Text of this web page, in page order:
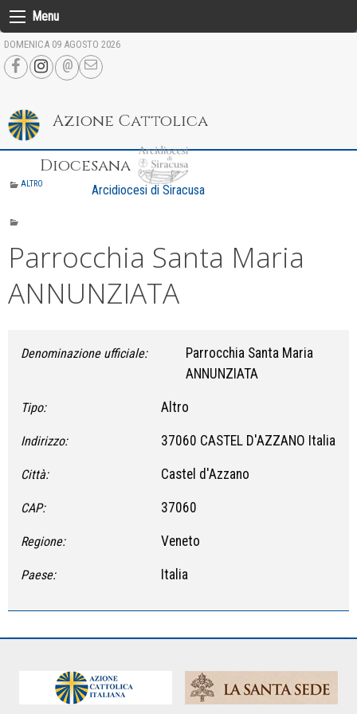
Skip
to
content
Menu
DOMENICA 09 AGOSTO 2026
Azione Cattolica
Diocesana
Arcidiocesi di Siracusa
ALTRO
Parrocchia Santa Maria
ANNUNZIATA
Denominazione ufficiale:
Parrocchia Santa Maria
ANNUNZIATA
Tipo: Altro
Indirizzo: 37060 CASTEL D'AZZANO Italia
Città: Castel d'Azzano
CAP: 37060
Regione: Veneto
Paese: Italia